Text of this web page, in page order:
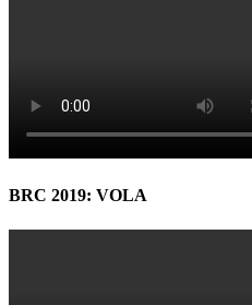
BRC 2019: VOLA